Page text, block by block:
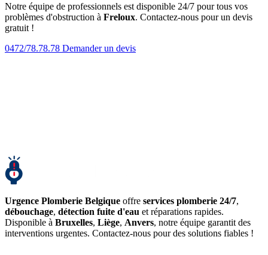
Notre équipe de professionnels est disponible 24/7 pour tous vos
problèmes d'obstruction à Freloux. Contactez-nous pour un devis
gratuit !
0472/78.78.78 Demander un devis
Urgence Plomberie Belgique offre services plomberie 24/7,
débouchage, détection fuite d'eau et réparations rapides.
Disponible à Bruxelles, Liège, Anvers, notre équipe garantit des
interventions urgentes. Contactez-nous pour des solutions fiables !